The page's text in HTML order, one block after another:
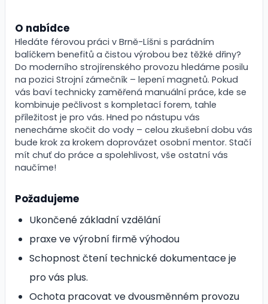
O nabídce
Hledáte férovou práci v Brně-Líšni s parádním
balíčkem benefitů a čistou výrobou bez těžké dřiny?
Do moderního strojírenského provozu hledáme posilu
na pozici Strojní zámečník – lepení magnetů. Pokud
vás baví technicky zaměřená manuální práce, kde se
kombinuje pečlivost s kompletací forem, tahle
příležitost je pro vás. Hned po nástupu vás
nenecháme skočit do vody – celou zkušební dobu vás
bude krok za krokem doprovázet osobní mentor. Stačí
mít chuť do práce a spolehlivost, vše ostatní vás
naučíme!
Požadujeme
Ukončené základní vzdělání
praxe ve výrobní firmě výhodou
Schopnost čtení technické dokumentace je
pro vás plus.
Ochota pracovat ve dvousměnném provozu